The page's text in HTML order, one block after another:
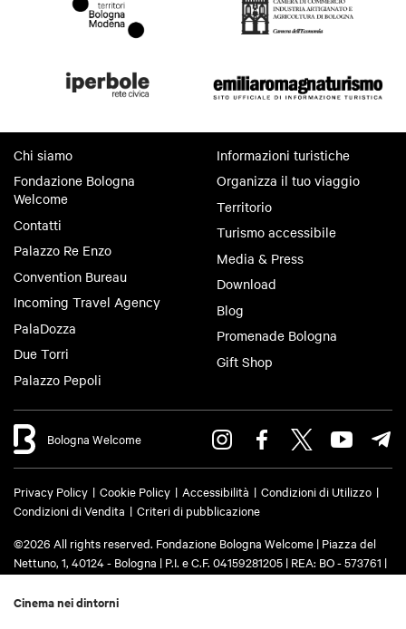
Cinema nei dintorni
Chi siamo
Fondazione Bologna
Welcome
Contatti
Palazzo Re Enzo
Convention Bureau
Incoming Travel Agency
PalaDozza
Due Torri
Palazzo Pepoli
Informazioni turistiche
Organizza il tuo viaggio
Territorio
Turismo accessibile
Media & Press
Download
Blog
Promenade Bologna
Gift Shop
Bologna Welcome
Privacy Policy Cookie Policy Accessibilità
Condizioni di Utilizzo
Condizioni di Vendita
Criteri di pubblicazione
©2026 All rights reserved. Fondazione Bologna Welcome | Piazza del
Nettuno, 1, 40124 - Bologna | P.I. e C.F. 04159281205 | REA: BO - 573761 |
PEC:fondazionebolognawelcome@legalmail.it